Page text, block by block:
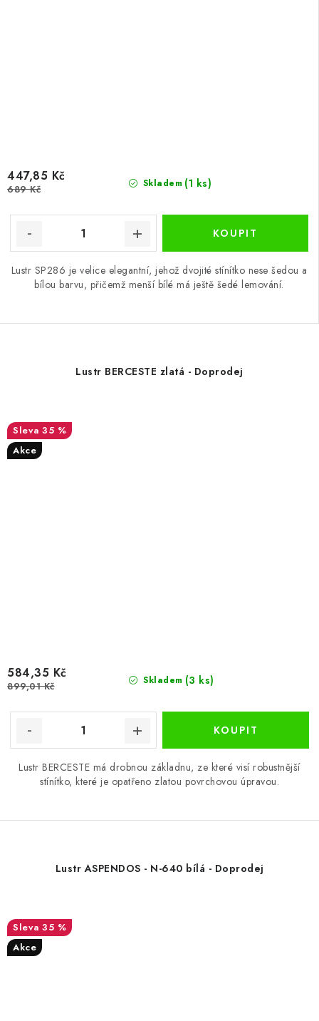
Skladem (1 ks)
447,85 Kč
689 Kč
Lustr SP286 je velice elegantní, jehož dvojité stínítko nese šedou a
bílou barvu, přičemž menší bílé má ještě šedé lemování.
Lustr BERCESTE zlatá - Doprodej
35 %
Akce
Skladem (3 ks)
584,35 Kč
899,01 Kč
Lustr BERCESTE má drobnou základnu, ze které visí robustnější
stínítko, které je opatřeno zlatou povrchovou úpravou.
Lustr ASPENDOS - N-640 bílá - Doprodej
35 %
Akce